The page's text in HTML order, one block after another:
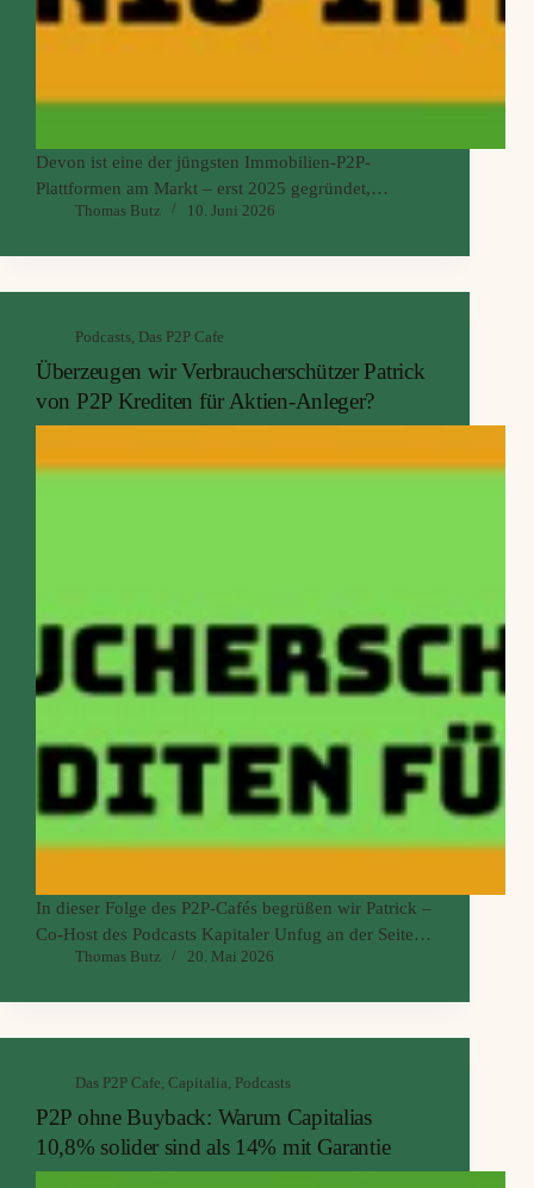
Devon ist eine der jüngsten Immobilien-P2P-
Plattformen am Markt – erst 2025 gegründet,
unreguliert, und mit einer Devon Rendite, die aktuell
Immobilienplattform mehr zahlt als die meisten
Thomas Butz 10. Juni 2026
Podcasts, Das P2P Cafe
Überzeugen wir Verbraucherschützer Patrick
von P2P Krediten für Aktien-Anleger?
In dieser Folge des P2P-Cafés begrüßen wir Patrick –
Co-Host des Podcasts Kapitaler Unfug an der Seite
von Thomas Beutler. Gemeinsam mit Thomas klärt er
des Verbraucherschutzes aktiv und immer ein
ohne Kinder und investiert zu rund 120 % in Aktien:
knapp 100 Einzeltitel, dazu Optionen und ein gut
gepflegter Wertpapierkredit.
Thomas Butz 20. Mai 2026
Das P2P Cafe Capitalia Podcasts
P2P ohne Buyback: Warum Capitalias
10,8% solider sind als 14% mit Garantie